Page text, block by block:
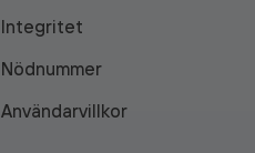
Integritet
Nödnummer
Användarvillkor